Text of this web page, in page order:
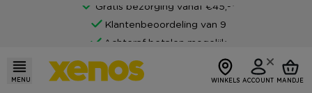
Gratis bezorging vanaf €45,-*
Klantenbeoordeling van 9
Achteraf betalen mogelijk
MENU WINKELS ACCOUNT MANDJE